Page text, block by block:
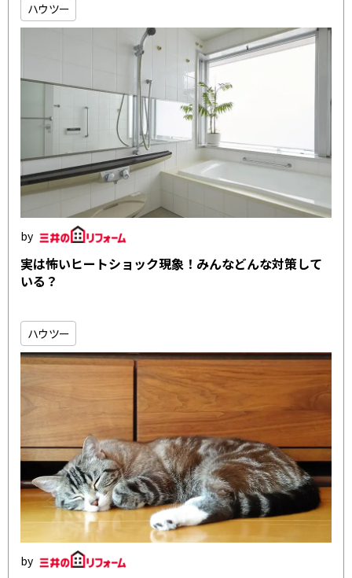
ハウツー
実は怖いヒートショック現象！みんなどんな対策して
いる？
ハウツー